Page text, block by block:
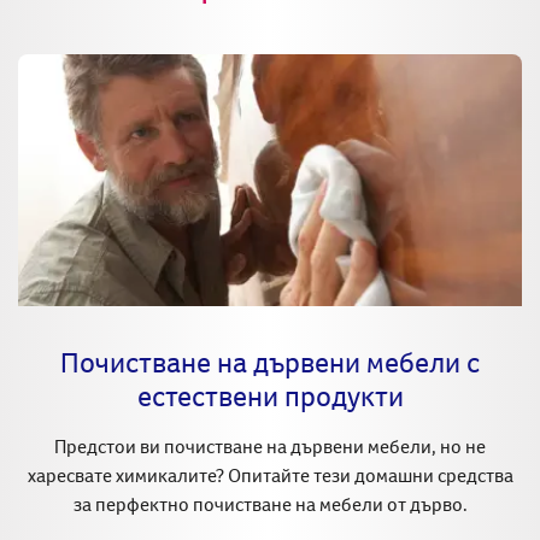
Почистване на дървени мебели с
естествени продукти
Предстои ви почистване на дървени мебели, но не
харесвате химикалите? Опитайте тези домашни средства
за перфектно почистване на мебели от дърво.